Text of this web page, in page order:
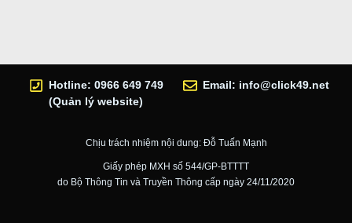
Hotline: 0966 649 749
(Quản lý website)
Email: info@click49.net
Chịu trách nhiệm nội dung: Đỗ Tuấn Mạnh
Giấy phép MXH số 544/GP-BTTTT
do Bộ Thông Tin và Truyền Thông cấp ngày 24/11/2020